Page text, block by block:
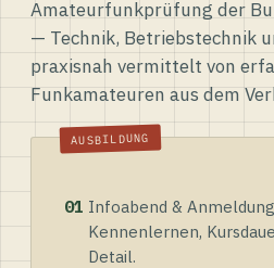
Amateurfunkprüfung der
— Technik, Betriebstechnik
praxisnah vermittelt von
Funkamateuren aus dem
01 Infoabend &
Kennenlernen,
Detail.